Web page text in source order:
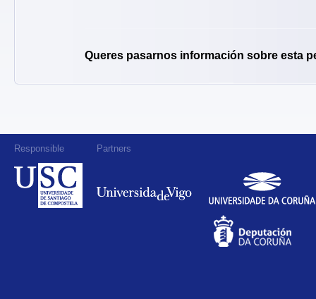
Queres pasarnos información sobre esta
Responsible Partners